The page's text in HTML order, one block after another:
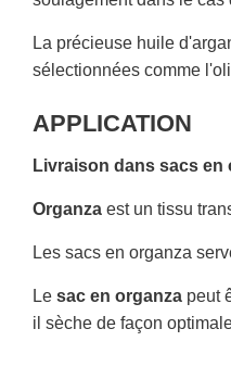
La précieuse huile
sélectionnées comme
APPLICATION
Livraison dans sacs en
Organza est un tissu
Les sacs en organza
Le sac en organza peut
il sèche de façon